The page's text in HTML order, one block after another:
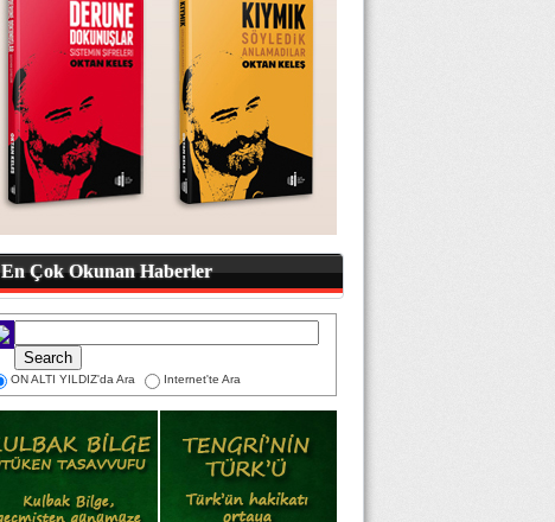
En Çok Okunan Haberler
ON ALTI YILDIZ'da Ara Internet'te Ara